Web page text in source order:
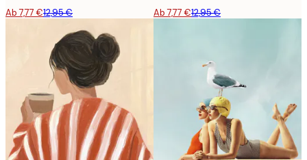
Ab 7,77 €12,95 € Ab 7,77 €12,95 €